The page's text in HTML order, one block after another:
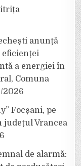
anunță
eficienței
a energiei în
Comuna
2026
Focșani, pe
județul Vrancea
de alarmă: